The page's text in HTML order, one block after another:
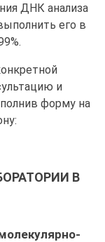
ДНК анализа
его в
и
форму на
В